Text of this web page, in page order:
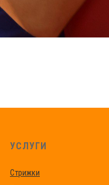
УСЛУГИ
Стрижки